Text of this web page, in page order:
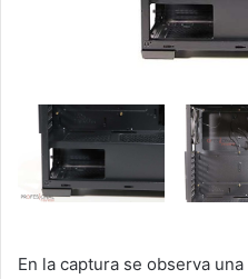
En la captura se observa una